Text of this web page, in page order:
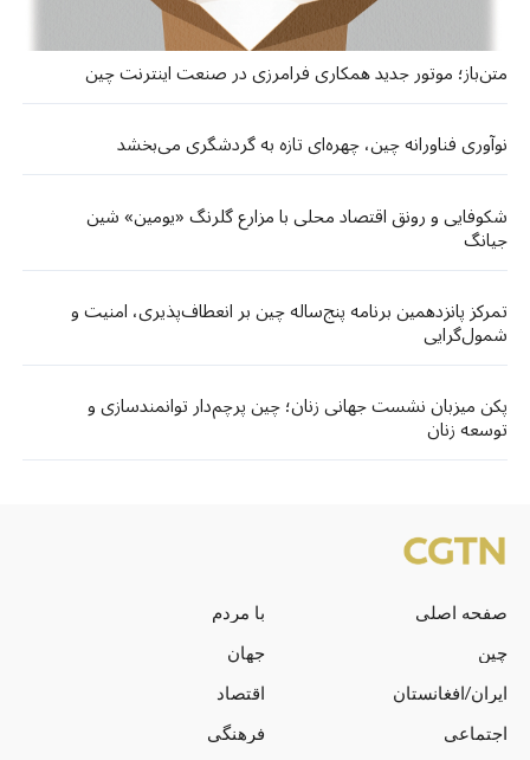
متن‌باز؛ موتور جدید همکاری فرامرزی در صنعت اینترنت چین
نوآوری فناورانه چین، چهره‌ای تازه به گردشگری می‌بخشد
شکوفایی و رونق اقتصاد محلی با مزارع گلرنگ «یومین» شین
جیانگ
تمرکز پانزدهمین برنامه پنج‌ساله چین بر انعطاف‌پذیری، امنیت و
شمول‌گرایی
پکن میزبان نشست جهانی زنان؛ چین پرچم‌دار توانمندسازی و
توسعه زنان
صفحه اصلی
با مردم
چین
جهان
ایران/افغانستان
اقتصاد
اجتماعی
فرهنگی